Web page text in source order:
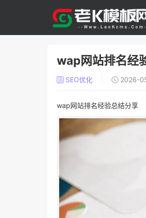
wap网站排名经
SEO优化 2026-
wap网站排名经验总结分享